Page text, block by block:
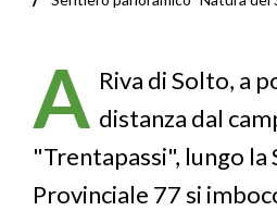
pane
A Riva di Solto, a
distanza dal
"Trentapassi", lungo la
Provinciale 77 si